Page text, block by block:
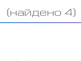
(найдено 4)